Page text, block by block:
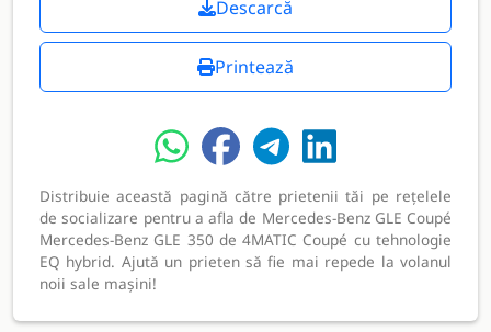
Descarcă
Printează
Distribuie această pagină către prietenii tăi pe rețelele
de socializare pentru a afla de Mercedes-Benz GLE Coupé
Mercedes-Benz GLE 350 de 4MATIC Coupé cu tehnologie
EQ hybrid. Ajută un prieten să fie mai repede la volanul
noii sale mașini!